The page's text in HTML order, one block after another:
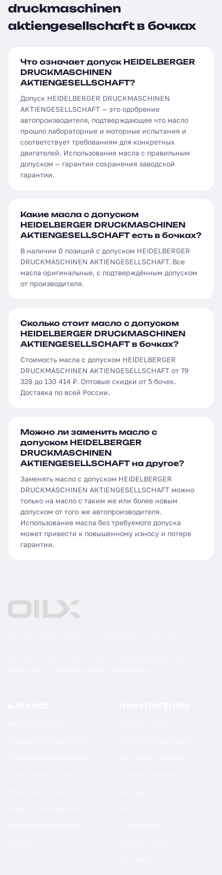
druckmaschinen
aktiengesellschaft в бочках
Что означает допуск HEIDELBERGER
DRUCKMASCHINEN
AKTIENGESELLSCHAFT?
Допуск HEIDELBERGER DRUCKMASCHINEN
AKTIENGESELLSCHAFT — это одобрение
автопроизводителя, подтверждающее что масло
прошло лабораторные и моторные испытания и
соответствует требованиям для конкретных
двигателей. Использование масла с правильным
допуском — гарантия сохранения заводской
гарантии.
Какие масла с допуском
HEIDELBERGER DRUCKMASCHINEN
AKTIENGESELLSCHAFT есть в бочках?
В наличии 0 позиций с допуском HEIDELBERGER
DRUCKMASCHINEN AKTIENGESELLSCHAFT. Все
масла оригинальные, с подтверждённым допуском
от производителя.
Сколько стоит масло с допуском
HEIDELBERGER DRUCKMASCHINEN
AKTIENGESELLSCHAFT в бочках?
Стоимость масла с допуском HEIDELBERGER
DRUCKMASCHINEN AKTIENGESELLSCHAFT от 79
328 до 130 414 ₽. Оптовые скидки от 5 бочек.
Доставка по всей России.
Можно ли заменить масло с
допуском HEIDELBERGER
DRUCKMASCHINEN
AKTIENGESELLSCHAFT на другое?
Заменять масло с допуском HEIDELBERGER
DRUCKMASCHINEN AKTIENGESELLSCHAFT можно
только на масло с таким же или более новым
допуском от того же автопроизводителя.
Использование масла без требуемого допуска
может привести к повышенному износу и потере
гарантии.